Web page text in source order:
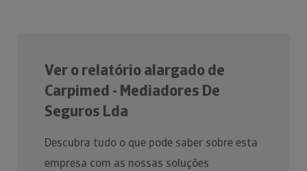
Ver o relatório alargado de
Carpimed - Mediadores De
Seguros Lda
Descubra tudo o que pode saber sobre esta
empresa com as nossas soluções